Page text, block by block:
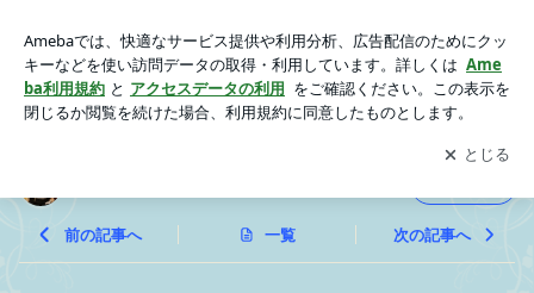
アプリをダウンロードして ブログの更新通知
を受け取りまし
ょう。
開く
前の記事へ 一覧 次の記事へ